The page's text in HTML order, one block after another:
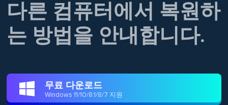
다른 컴퓨터에서 복원하
는 방법을 안내합니다.
 무료 다운로드
Windows 11/10/8.1/8/7 지원